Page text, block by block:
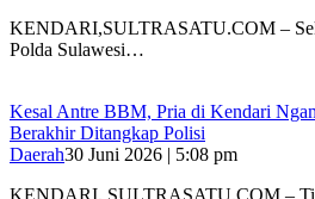
KENDARI,SULTRASATU.COM –
Polda Sulawesi…
Kesal Antre BBM, Pria di Kendari
Berakhir Ditangkap Polisi
Daerah30 Juni 2026 | 5:08 pm